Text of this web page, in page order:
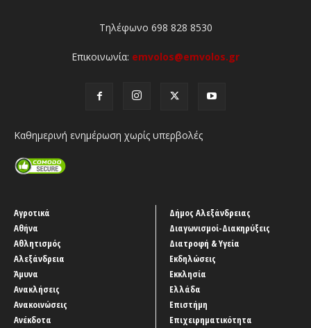
Τηλέφωνο 698 828 8530
Επικοινωνία: emvolos@emvolos.gr
Καθημερινή ενημέρωση χωρίς υπερβολές
Αγροτικά
Αθήνα
Αθλητισμός
Αλεξάνδρεια
Άμυνα
Ανακλήσεις
Ανακοινώσεις
Ανέκδοτα
Δήμος Αλεξάνδρειας
Διαγωνισμοί-Διακηρύξεις
Διατροφή & Υγεία
Εκδηλώσεις
Εκκλησία
Ελλάδα
Επιστήμη
Επιχειρηματικότητα